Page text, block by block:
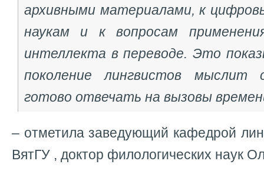
архивными материалами, к
наукам и к вопросам
интеллекта в переводе. Это
поколение лингвистов мыслит
готово отвечать на вызовы
– отметила заведующий кафедрой
ВятГУ , доктор филологических наук